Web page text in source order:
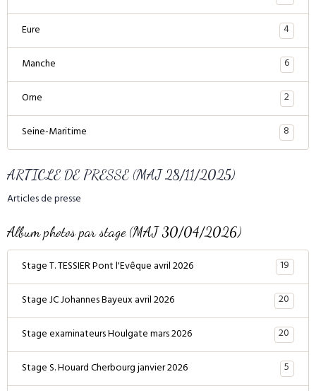
Eure
4
Manche
6
Orne
2
Seine-Maritime
8
ARTICLE DE PRESSE (MAJ 28/11/2025)
Articles de presse
Album photos par stage (MAJ 30/04/2026)
Stage T. TESSIER Pont l'Evêque avril 2026
19
Stage JC Johannes Bayeux avril 2026
20
Stage examinateurs Houlgate mars 2026
20
Stage S. Houard Cherbourg janvier 2026
5